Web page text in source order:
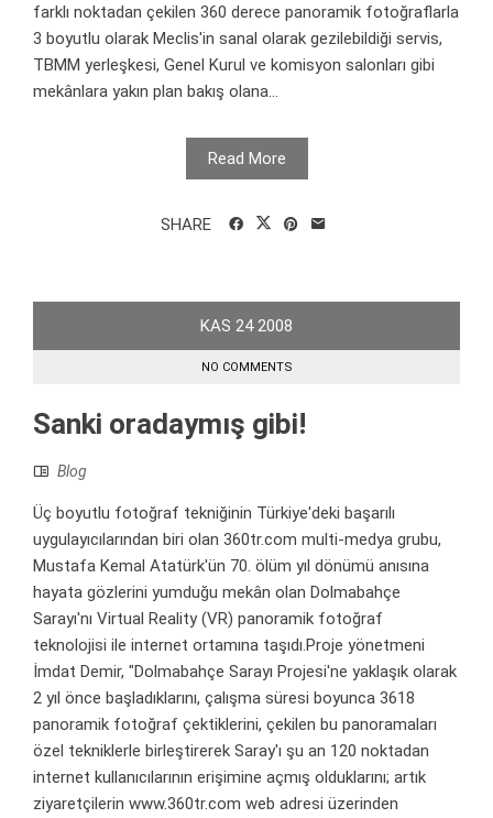
farklı noktadan çekilen 360 derece panoramik fotoğraflarla
3 boyutlu olarak Meclis'in sanal olarak gezilebildiği servis,
TBMM yerleşkesi, Genel Kurul ve komisyon salonları gibi
mekânlara yakın plan bakış olana...
Read More
SHARE
KAS 24 2008
NO COMMENTS
Sanki oradaymış gibi!
Blog
Üç boyutlu fotoğraf tekniğinin Türkiye'deki başarılı
uygulayıcılarından biri olan 360tr.com multi-medya grubu,
Mustafa Kemal Atatürk'ün 70. ölüm yıl dönümü anısına
hayata gözlerini yumduğu mekân olan Dolmabahçe
Sarayı'nı Virtual Reality (VR) panoramik fotoğraf
teknolojisi ile internet ortamına taşıdı.Proje yönetmeni
İmdat Demir, "Dolmabahçe Sarayı Projesi'ne yaklaşık olarak
2 yıl önce başladıklarını, çalışma süresi boyunca 3618
panoramik fotoğraf çektiklerini, çekilen bu panoramaları
özel tekniklerle birleştirerek Saray'ı şu an 120 noktadan
internet kullanıcılarının erişimine açmış olduklarını; artık
ziyaretçilerin www.360tr.com web adresi üzerinden